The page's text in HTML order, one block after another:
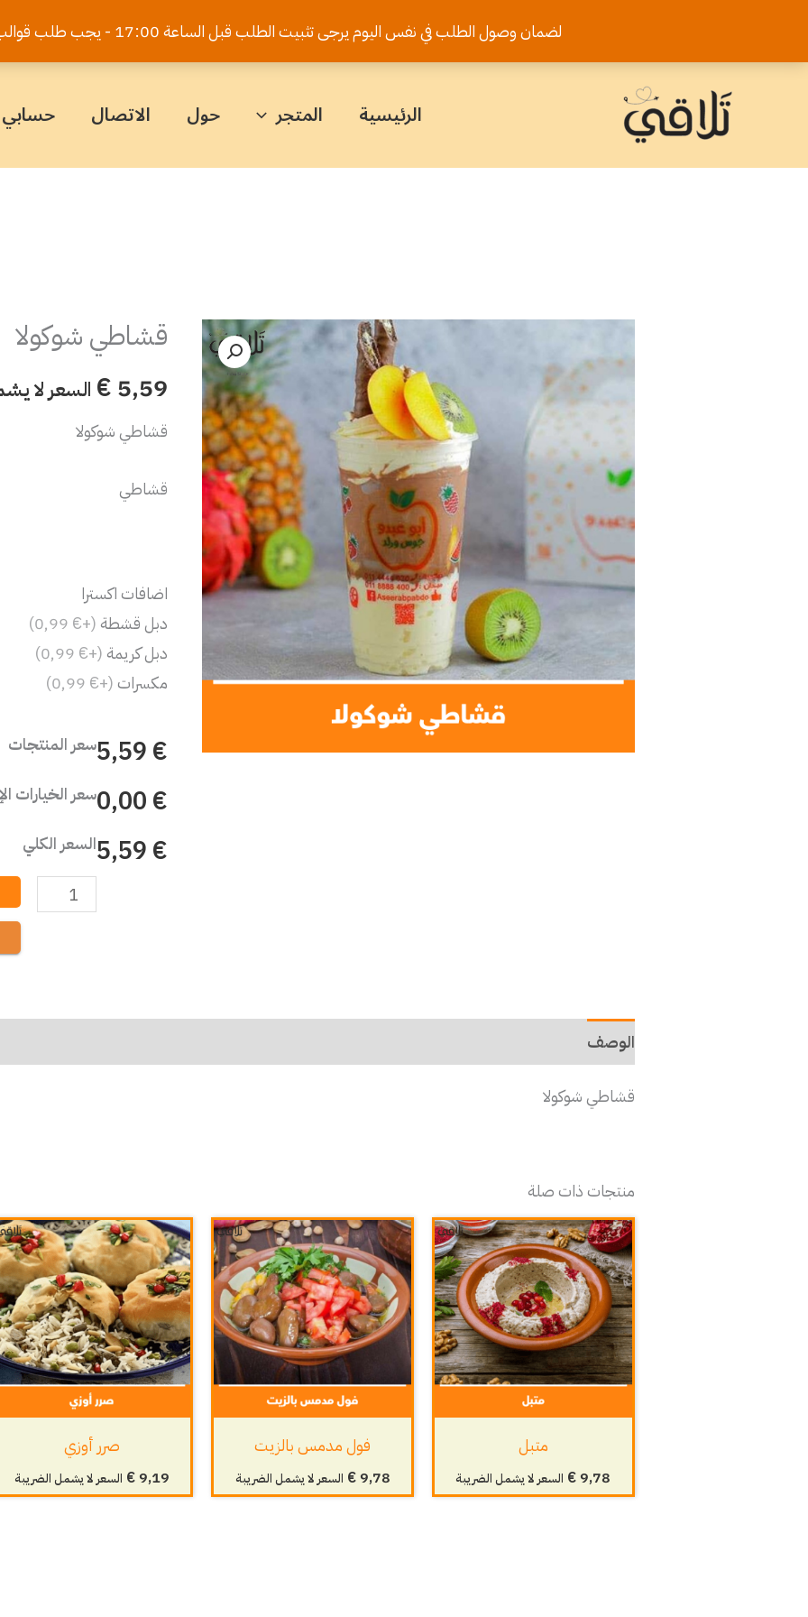
لضمان وصول الطلب في نفس اليوم يرجى تثبيت الطلب قبل الساعة 17:00 - يجب طلب قوالب الكيك قبل 5 أيام
الرئيسية المتجر حول الاتصال حسابي
قشاطي شوكولا
€ 5,59 السعر لا
قشاطي شوكولا
قشاطي
اضافات اكسترا
دبل قشطة (+€ 0,99)
دبل كريمة (+€ 0,99)
مكسرات(+€ 0,99)
سعر المنتجات € 5,59
سعر الخيارات € 0,00
السعر الكلي € 5,59
كمية
قشاطي
شوكولا
الوصف
قشاطي شوكولا
منتجات ذات صلة
متبل
€ 9,78 السعر لا يشمل الضريبة
فول مدمس بالزيت
€9,78 السعر لا يشمل الضريبة
صرر أوزي
€9,19 السعر لا يشمل الضريبة